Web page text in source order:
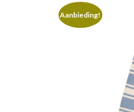
Aanbieding!